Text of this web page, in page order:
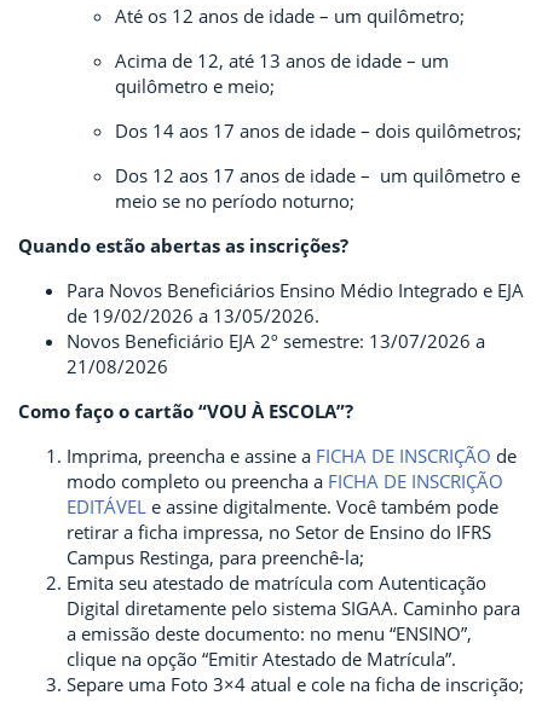
Até os 12 anos de idade – um quilômetro;
Acima de 12, até 13 anos de idade – um
quilômetro e meio;
Dos 14 aos 17 anos de idade – dois quilômetros;
Dos 12 aos 17 anos de idade – um quilômetro e
meio se no período noturno;
Quando estão abertas as inscrições?
Para Novos Beneficiários Ensino Médio Integrado e EJA
de 19/02/2026 a 13/05/2026.
Novos Beneficiário EJA 2º semestre: 13/07/2026 a
21/08/2026
Como faço o cartão “VOU À ESCOLA”?
Imprima, preencha e assine a FICHA DE INSCRIÇÃO de
modo completo ou preencha a FICHA DE INSCRIÇÃO
EDITÁVEL e assine digitalmente. Você também pode
retirar a ficha impressa, no Setor de Ensino do IFRS
Campus Restinga, para preenchê-la;
Emita seu atestado de matrícula com Autenticação
Digital diretamente pelo sistema SIGAA. Caminho para
a emissão deste documento: no menu “ENSINO”,
clique na opção “Emitir Atestado de Matrícula”.
Separe uma Foto 3×4 atual e cole na ficha de inscrição;